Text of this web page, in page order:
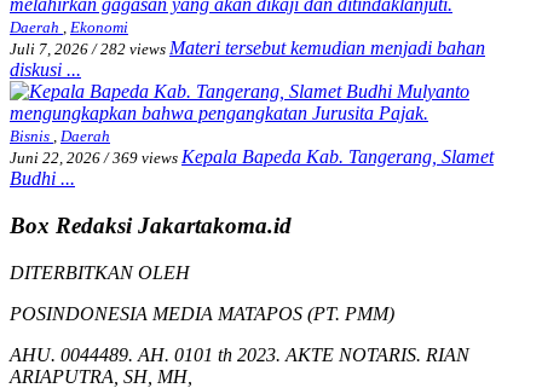
Daerah , Ekonomi
Juli 7, 2026 / 282 views Materi tersebut kemudian menjadi bahan
diskusi ...
Bisnis , Daerah
Juni 22, 2026 / 369 views Kepala Bapeda Kab. Tangerang, Slamet
Budhi ...
Box Redaksi Jakartakoma.id
DITERBITKAN OLEH
POSINDONESIA MEDIA MATAPOS (PT. PMM)
AHU. 0044489. AH. 0101 th 2023. AKTE NOTARIS. RIAN
ARIAPUTRA, SH, MH,